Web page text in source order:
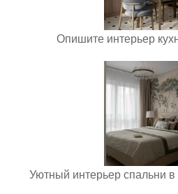
Опишите интерьер
Уютный интерьер спальни